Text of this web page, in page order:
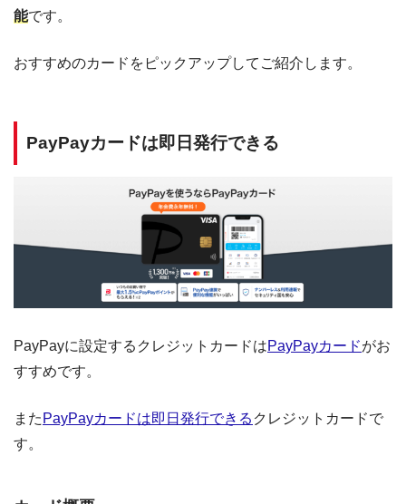
能です。
おすすめのカードをピックアップしてご紹介します。
PayPayカードは即日発行できる
PayPayに設定するクレジットカードはPayPayカードがお
すすめです。
また PayPayカードは即日発行できる クレジットカードで
す。